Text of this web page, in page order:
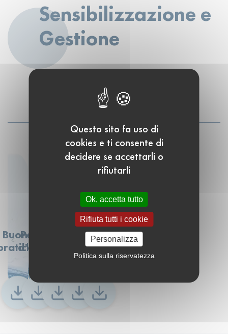
Sensibilizzazione e
Gestione
Da scaricare
BuonePerdite
d'acqua
Normativa
Tabella di
monitoraggio
dei consumi
Questo sito fa uso di
cookies e ti consente di
decidere se accettarli o
rifiutarli
Ok, accetta tutto
Rifiuta tutti i cookie
Personalizza
Politica sulla riservatezza